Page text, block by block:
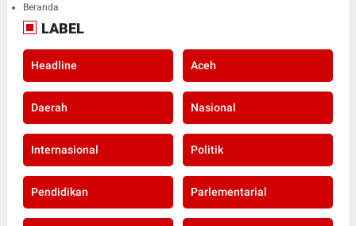
Beranda
LABEL
Headline Aceh
Daerah Nasional
Internasional Politik
Pendidikan Parlementarial